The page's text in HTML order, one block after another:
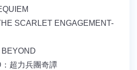
SCARLET ENGAGEMENT-
BEYOND
超力兵團奇譚